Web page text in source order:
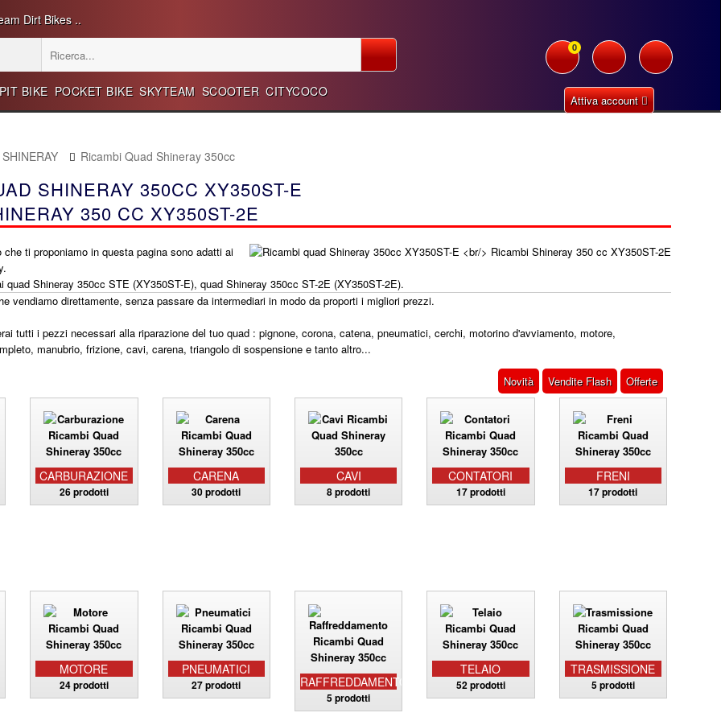
Dirt Bikes ..
0
Attiva account
PIT BIKE POCKET BIKE SKYTEAM SCOOTER CITYCOCO
Ricambi Quad Shineray 350cc
SHINERAY 350CC XY350ST-E
350 CC XY350ST-2E
ti proponiamo in questa pagina sono adatti ai
quad Shineray 350cc STE (XY350ST-E), quad Shineray 350cc ST-2E (XY350ST-2E).
vendiamo direttamente, senza passare da intermediari in modo da proporti i migliori prezzi.
tutti i pezzi necessari alla riparazione del tuo quad : pignone, corona, catena, pneumatici, cerchi, motorino d'avviamento, motore,
manubrio, frizione, cavi, carena, triangolo di sospensione e tanto altro...
Novità Vendite Flash Offerte
CARBURAZIONE
26 prodotti
CARENA
30 prodotti
CAVI
8 prodotti
CONTATORI
17 prodotti
FRENI
17 prodotti
MOTORE
24 prodotti
PNEUMATICI
27 prodotti RAFFREDDAMENTO
5 prodotti
TELAIO
52 prodotti
TRASMISSIONE
5 prodotti